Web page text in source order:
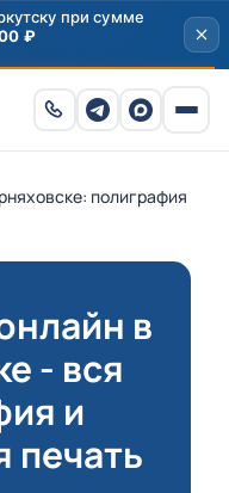
от 3000 ₽ по
полиграфия
в
- вся
и
печать